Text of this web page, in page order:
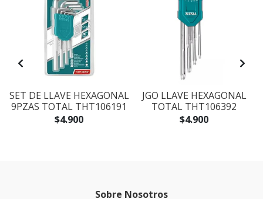
SET DE LLAVE HEXAGONAL
9PZAS TOTAL THT106191
$4.900
JGO LLAVE HEXAGONAL
TOTAL THT106392
$4.900
Sobre Nosotros